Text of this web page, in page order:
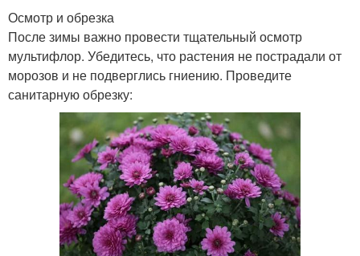
Осмотр и обрезка
После зимы важно провести тщательный осмотр
мультифлор. Убедитесь, что растения не пострадали от
морозов и не подверглись гниению. Проведите
санитарную обрезку: